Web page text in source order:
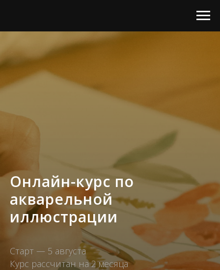
Онлайн-курс по
акварельной
иллюстрации
Старт — 5 августа
Курс рассчитан на 2 месяца